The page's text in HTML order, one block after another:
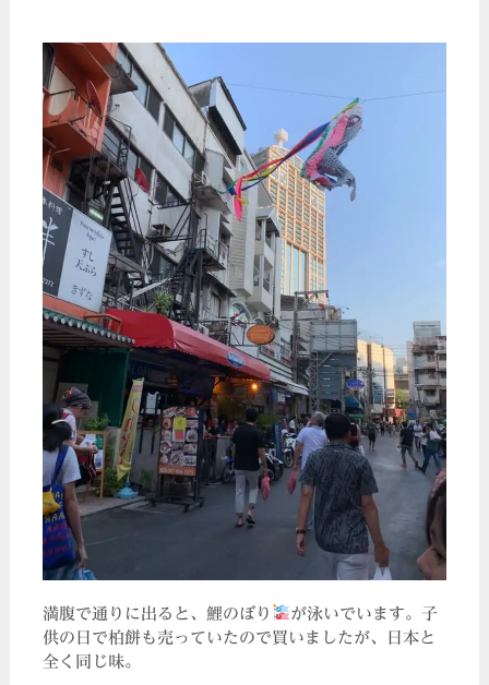
満腹で通りに出ると、鯉のぼり
が泳いでいます。子
供の日で柏餅も売っていたので買いましたが、日本と
全く同じ味。